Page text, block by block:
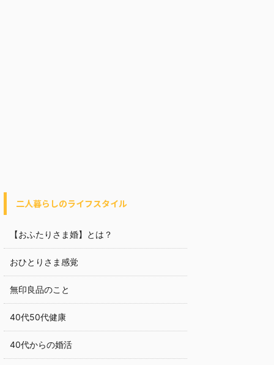
二人暮らしのライフスタイル
【おふたりさま婚】とは？
おひとりさま感覚
無印良品のこと
40代50代健康
40代からの婚活